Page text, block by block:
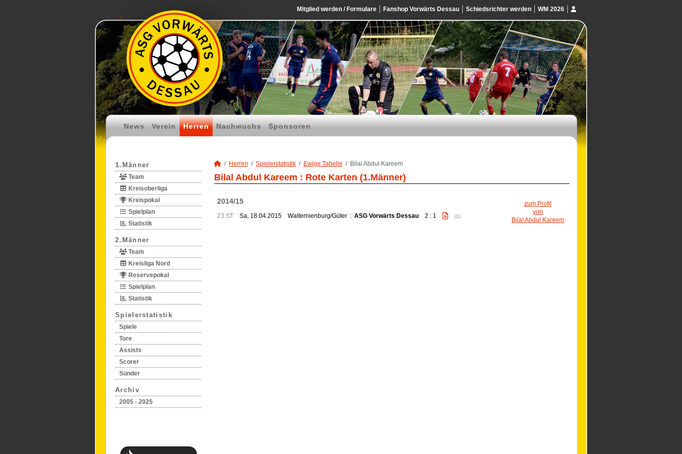
Mitglied werden / Formulare Fanshop Vorwärts Dessau Schiedsrichter werden WM 2026
News Verein Herren Nachwuchs Sponsoren
1.Männer
Team
Kreisoberliga
Kreispokal
Spielplan
Statistik
2.Männer
Team
Kreisliga Nord
Reservepokal
Spielplan
Statistik
Spielerstatistik
Spiele
Tore
Assists
Scorer
Sünder
Archiv
2005 - 2025
Herren Spielerstatistik Ewige Tabelle Bilal Abdul Kareem
Bilal Abdul Kareem : Rote Karten (1.Männer)
zum Profil
von
Bilal Abdul Kareem
2014/15
23.ST Sa, 18.04.2015 Walternienburg/Güter : ASG Vorwärts Dessau 2 : 1 (1)